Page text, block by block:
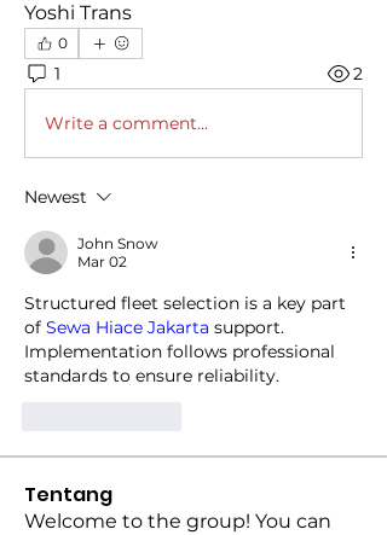
Yoshi Trans
0
1 2
Write a comment...
Newest
John Snow
Mar 02
Structured fleet selection is a key part
of Sewa Hiace Jakarta support.
Implementation follows professional
standards to ensure reliability.
Tentang
Welcome to the group! You can